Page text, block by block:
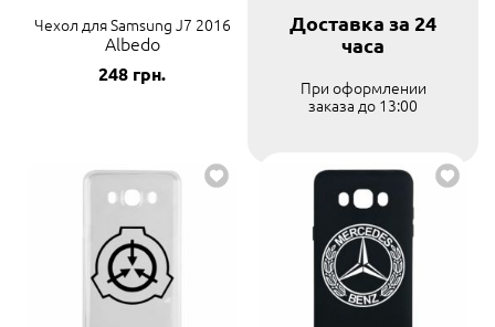
Чехол для Samsung J7 2016
Albedo
248 грн.
Доставка за 24
часа
При оформлении
заказа до 13:00